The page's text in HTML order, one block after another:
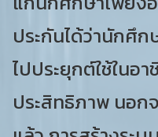
ประกันได้ว่านักศึก
ไปประยุกต์ใช้ในอ
ประสิทธิภาพ นอก